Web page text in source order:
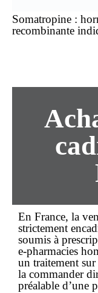
Somatropine :
recombinante
En France, la
strictement
soumis à
e-pharmacies
un traitement
la commander
préalable d’une